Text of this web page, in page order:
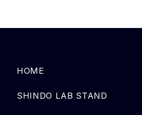
HOME
SHINDO LAB STAND